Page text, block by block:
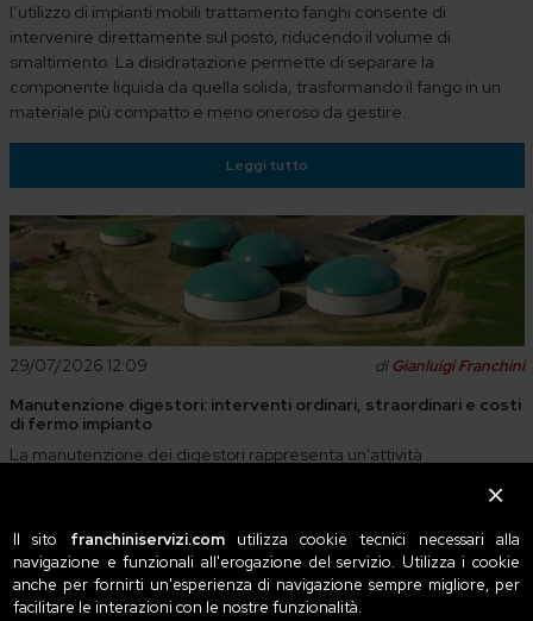
l’utilizzo di impianti mobili trattamento fanghi consente di
intervenire direttamente sul posto, riducendo il volume di
smaltimento. La disidratazione permette di separare la
componente liquida da quella solida, trasformando il fango in un
materiale più compatto e meno oneroso da gestire.
Leggi tutto
29/07/2026 12:09 diGianluigi Franchini
Manutenzione digestori: interventi ordinari, straordinari e costi
di fermo impianto
La manutenzione dei digestori rappresenta un'attività
efficienza negli impianti di trattamento reflui, biogas e processi
industriali. Un digestore che lavora in condizioni ottimali consente
infatti di mantenere elevate prestazioni di processo, ridurre i
consumi energetici e limitare il rischio di guasti improvvisi che
possono causare lunghi e costosi fermi impianto.
Il sito franchiniservizi.comutilizza cookie tecnici necessari alla
navigazione e funzionali all'erogazione del servizio. Utilizza i cookie
anche per fornirti un'esperienza di navigazione sempre migliore, per
facilitare le interazioni con le nostre funzionalità.